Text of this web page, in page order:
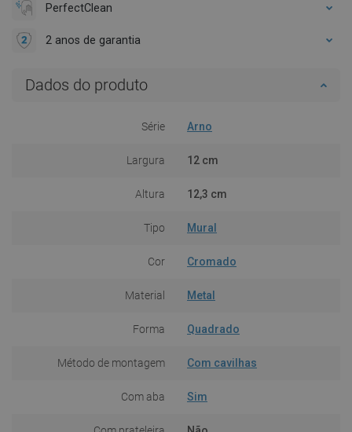
PerfectClean
2 anos de garantia
Dados do produto
Série Arno
Largura 12 cm
Altura 12,3 cm
Tipo Mural
Cor Cromado
Material Metal
Forma Quadrado
Método de montagem Com cavilhas
Com aba Sim